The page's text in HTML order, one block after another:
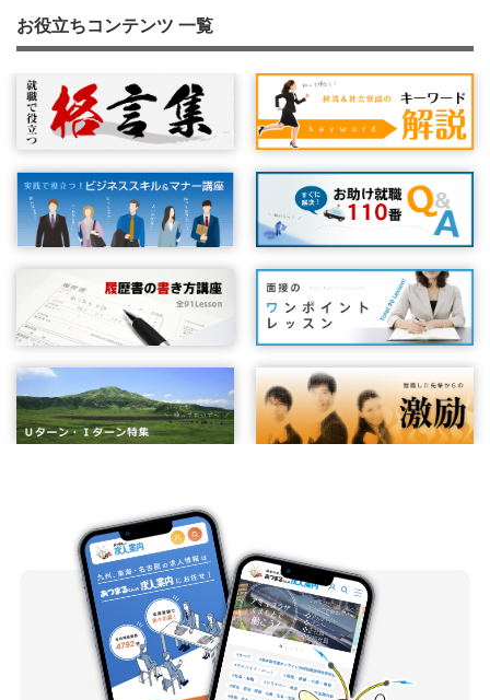
面接への準備と心構え（２）：何を話すか
面接への準備と心構え（３）：面接直前に確認すること
面接のポイント：自分の良いところ、悪いところ
面接の受け答え方について①
不採用の場合の心構え
集団面接
面接マナー 総まとめ②
面接マナー 総まとめ③
ちょっと困った質問をされたら
会話のキャッチボールを楽しもう！
将来の自分をイメージしよう！
面接で緊張しないために
自己啓発に取り組んでいますか
面接時の髪型について
くせはくせもの
目線で印象は変わる
面接官に合わせたアピールを
「アイコンタクト」していますか？
受け答えはパス回しが大事！
平常心を保つ
面接官が複数人のとき
緊急事態！もしも遅刻してしまったら
発声練習をやってみよう！
面接内容はメモしておこう
経営理念の確認
いじわるな質問をされた時の対処方法
体調を整える
条件はきちんと確認しよう
『はい！』とあいづちを打とう！
簡潔でわかりやすい説明を心がけよう
結論は最初に言う
頭の中が真っ白になってしまったら
面接はプラス思考で
話し上手より、聞き上手！？
お役立ちコンテンツ 一覧